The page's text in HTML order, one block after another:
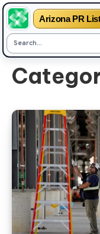
Arizona PR
Skip